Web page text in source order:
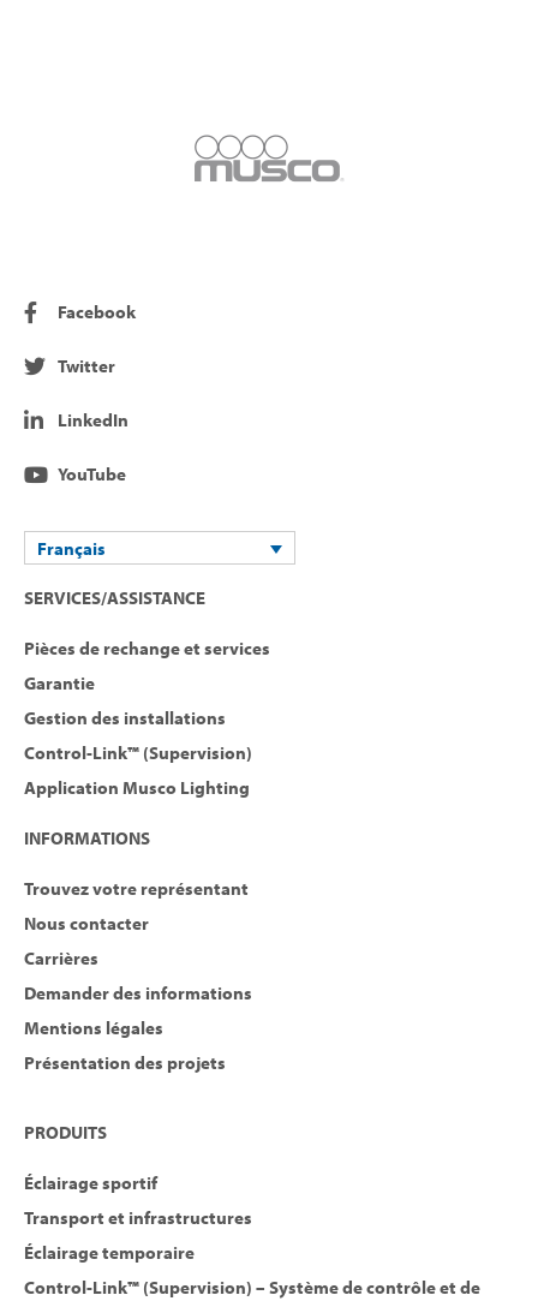
Facebook
Twitter
LinkedIn
YouTube
Français
SERVICES/ASSISTANCE
Pièces de rechange et services
Garantie
Gestion des installations
Control-Link™ (Supervision)
Application Musco Lighting
INFORMATIONS
Trouvez votre représentant
Nous contacter
Carrières
Demander des informations
Mentions légales
Présentation des projets
PRODUITS
Éclairage sportif
Transport et infrastructures
Éclairage temporaire
Control-Link™ (Supervision) – Système de contrôle et de